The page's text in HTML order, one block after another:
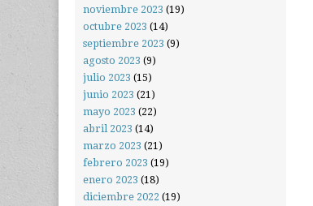
noviembre 2023 (19)
octubre 2023 (14)
septiembre 2023 (9)
agosto 2023 (9)
julio 2023 (15)
junio 2023 (21)
mayo 2023 (22)
abril 2023 (14)
marzo 2023 (21)
febrero 2023 (19)
enero 2023 (18)
diciembre 2022 (19)